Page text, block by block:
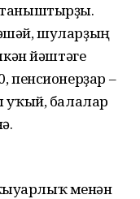
таныштырҙы.
шуларҙың
йәштәге
пенсионерҙар –
уҡый, балалар
менән